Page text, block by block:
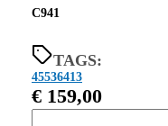
C941
TAGS:
45536413
€ 159,00